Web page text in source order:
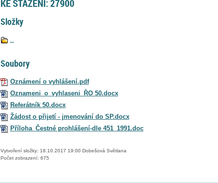
KE STAŽENÍ: 27900
Složky
..
Soubory
Oznámení o vyhlášení.pdf
Oznameni_o_vyhlaseni_ŘO 50.docx
Referátník 50.docx
Žádost o přijetí - jmenování do SP.docx
Příloha_Čestné prohlášení-dle 451_1991.doc
Vytvoření složky: 18.10.2017 19:00 Dobešová Světlana
Počet zobrazení: 675